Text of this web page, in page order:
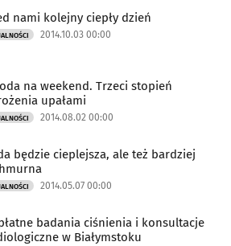
nami kolejny ciepły dzień
2014.10.03 00:00
na weekend. Trzeci stopień
upałami
2014.08.02 00:00
będzie cieplejsza, ale też bardziej
2014.05.07 00:00
badania ciśnienia i konsultacje
w Białymstoku